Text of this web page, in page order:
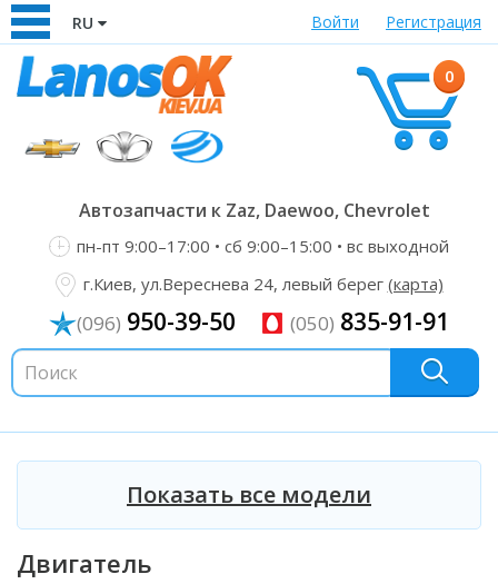
RU Войти Регистрация
0
Автозапчасти к Zaz, Daewoo, Chevrolet
пн-пт 9:00–17:00 • сб 9:00–15:00 • вс выходной
г.Киев, ул.Вереснева 24, левый берег (карта)
(096) 950-39-50 (050) 835-91-91
Показать все модели
Двигатель